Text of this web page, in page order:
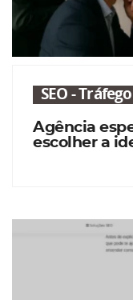
SEO -
Agência
escolher a